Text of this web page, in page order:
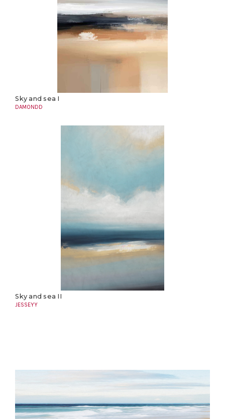
Sky and sea I
DAMONDD
Sky and sea II
JESSEYY